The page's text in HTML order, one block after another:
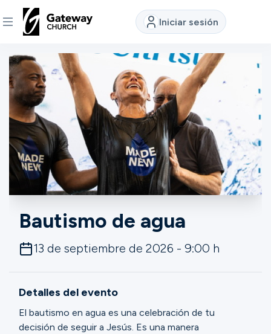
Iniciar sesión
DESCUBRE
Quiénes
somos
Ver
Conectar
Grupos
Bautismo de agua
13 de septiembre de 2026 - 9:00 h
Detalles del evento
El bautismo en agua es una celebración de tu
decisión de seguir a Jesús. Es una manera